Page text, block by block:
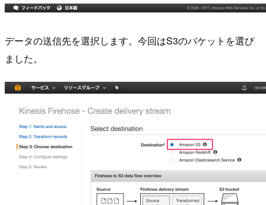
データの送信先を選択します。今回はS3のバケットを選び
ました。